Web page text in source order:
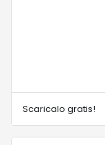
Scaricalo gratis!